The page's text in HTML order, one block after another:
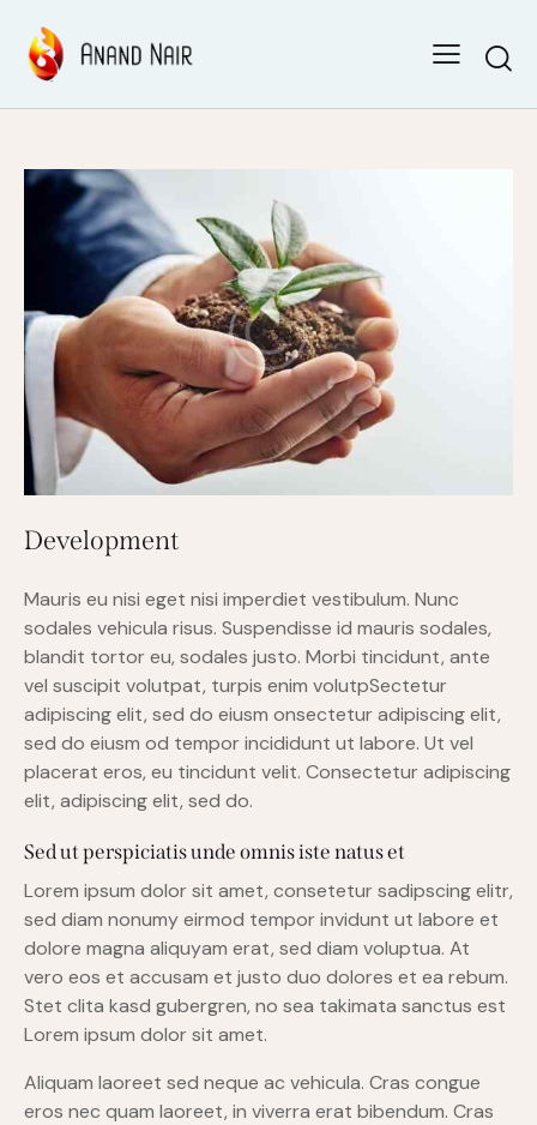
Development
Mauris eu nisi eget nisi imperdiet vestibulum. Nunc
sodales vehicula risus. Suspendisse id mauris sodales,
blandit tortor eu, sodales justo. Morbi tincidunt, ante
vel suscipit volutpat, turpis enim volutpSectetur
adipiscing elit, sed do eiusm onsectetur adipiscing elit,
sed do eiusm od tempor incididunt ut labore. Ut vel
placerat eros, eu tincidunt velit. Consectetur adipiscing
elit, adipiscing elit, sed do.
Sed ut perspiciatis unde omnis iste natus et
Lorem ipsum dolor sit amet, consetetur sadipscing elitr,
sed diam nonumy eirmod tempor invidunt ut labore et
dolore magna aliquyam erat, sed diam voluptua. At
vero eos et accusam et justo duo dolores et ea rebum.
Stet clita kasd gubergren, no sea takimata sanctus est
Lorem ipsum dolor sit amet.
Aliquam laoreet sed neque ac vehicula. Cras congue
eros nec quam laoreet, in viverra erat bibendum. Cras